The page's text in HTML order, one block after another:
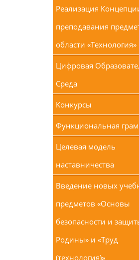
Реализация
преподавания
области «Технология»
Цифровая
Среда
Конкурсы
Функциональная
Целевая модель
наставничества
Введение новых
предметов «Основы
безопасности и
Родины» и «Труд
(технология)»